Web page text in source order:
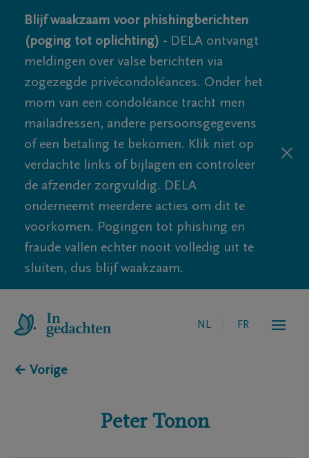
Blijf waakzaam voor phishingberichten
(poging tot oplichting) - DELA ontvangt
meldingen over valse berichten via
zogezegde privécondoléances. Onder het
mom van een condoléance tracht men
mailadressen, andere persoonsgegevens
of een betaling te bekomen. Klik niet op
verdachte links of bijlagen en controleer
de afzender zorgvuldig. DELA
onderneemt meerdere acties om dit te
voorkomen. Pogingen tot phishing en
fraude vallen echter nooit volledig uit te
sluiten, dus blijf waakzaam.
NL FR
← Vorige
Peter Tonon